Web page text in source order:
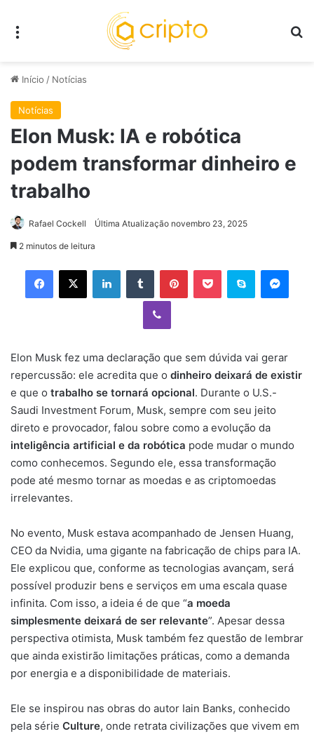
Início / Notícias
Notícias
Elon Musk: IA e robótica
podem transformar dinheiro e
trabalho
Rafael Cockell Última Atualização novembro 23, 2025
2 minutos de leitura
Facebook
X LinkedinTumblr PinterestPocket Skype
Viber
Elon Musk fez uma declaração que sem dúvida vai gerar
repercussão: ele acredita que o dinheiro deixará de existir
e que o trabalho se tornará opcional. Durante o U.S.-
Saudi Investment Forum, Musk, sempre com seu jeito
direto e provocador, falou sobre como a evolução da
inteligência artificial e da robótica pode mudar o mundo
como conhecemos. Segundo ele, essa transformação
pode até mesmo tornar as moedas e as criptomoedas
irrelevantes.
No evento, Musk estava acompanhado de Jensen Huang,
CEO da Nvidia, uma gigante na fabricação de chips para IA.
Ele explicou que, conforme as tecnologias avançam, será
possível produzir bens e serviços em uma escala quase
infinita. Com isso, a ideia é de que “a moeda
simplesmente deixará de ser relevante”. Apesar dessa
perspectiva otimista, Musk também fez questão de lembrar
que ainda existirão limitações práticas, como a demanda
por energia e a disponibilidade de materiais.
Ele se inspirou nas obras do autor Iain Banks, conhecido
pela série Culture, onde retrata civilizações que vivem em